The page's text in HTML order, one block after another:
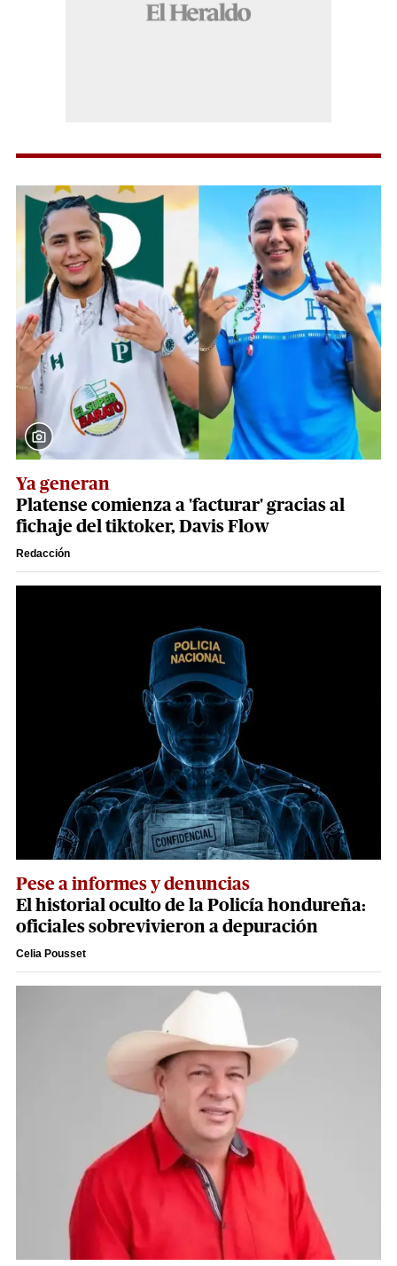
Ya generan
Platense comienza a 'facturar' gracias al
fichaje del tiktoker, Davis Flow
Redacción
Pese a informes y denuncias
El historial oculto de la Policía hondureña:
oficiales sobrevivieron a depuración
Celia Pousset